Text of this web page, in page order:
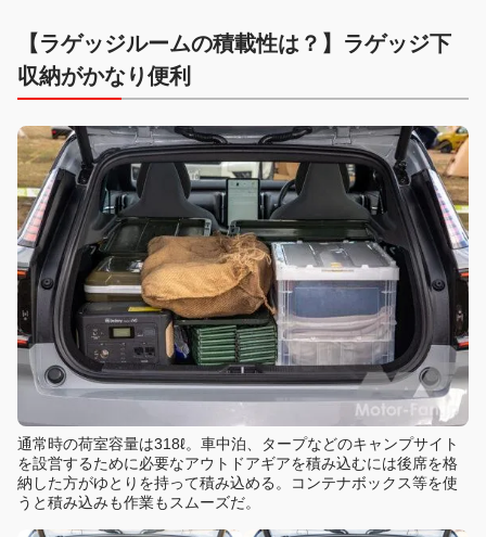
【ラゲッジルームの積載性は？】ラゲッジ下
収納がかなり便利
通常時の荷室容量は318ℓ。車中泊、タープなどのキャンプサイト
を設営するために必要なアウトドアギアを積み込むには後席を格
納した方がゆとりを持って積み込める。コンテナボックス等を使
うと積み込みも作業もスムーズだ。